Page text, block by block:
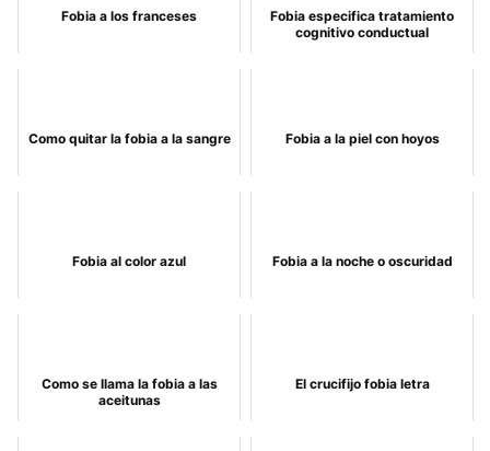
Fobia a los franceses
Fobia especifica tratamiento
cognitivo conductual
Como quitar la fobia a la sangre Fobia a la piel con hoyos
Fobia al color azul Fobia a la noche o oscuridad
Como se llama la fobia a las
aceitunas
El crucifijo fobia letra